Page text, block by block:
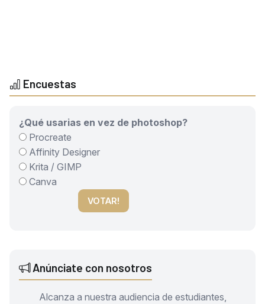
Encuestas
¿Qué usarias en vez de photoshop?
Procreate
Affinity Designer
Krita / GIMP
Canva
VOTAR!
Anúnciate con nosotros
Alcanza a nuestra audiencia de estudiantes,